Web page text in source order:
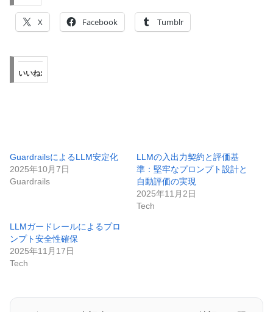
X Facebook Tumblr
いいね:
GuardrailsによるLLM安定化
2025年10月7日
Guardrails
LLMの入出力契約と評価基
準：堅牢なプロンプト設計と
自動評価の実現
2025年11月2日
Tech
LLMガードレールによるプロ
ンプト安全性確保
2025年11月17日
Tech